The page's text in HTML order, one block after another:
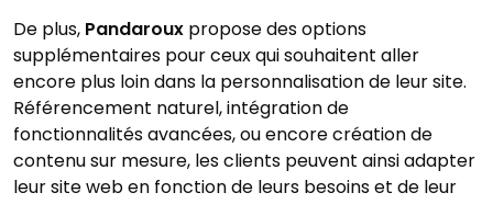
De plus, Pandaroux propose des options
supplémentaires pour ceux qui souhaitent aller
encore plus loin dans la personnalisation de leur site.
Référencement naturel, intégration de
fonctionnalités avancées, ou encore création de
contenu sur mesure, les clients peuvent ainsi adapter
leur site web en fonction de leurs besoins et de leur